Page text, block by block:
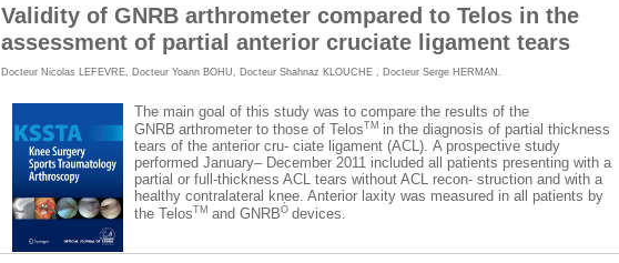
Validity of GNRB arthrometer compared to Telos in the
assessment of partial anterior cruciate ligament tears
Docteur Nicolas LEFEVRE Docteur Yoann BOHU Docteur Shahnaz KLOUCHE Docteur Serge HERMAN
The main goal of this study was to compare the results of the
GNRB arthrometer to those of TelosTM in the diagnosis of partial thickness
tears of the anterior cru- ciate ligament (ACL). A prospective study
performed January– December 2011 included all patients presenting with a
partial or full-thickness ACL tears without ACL recon- struction and with a
healthy contralateral knee. Anterior laxity was measured in all patients by
the TelosTM and GNRBÒ devices.